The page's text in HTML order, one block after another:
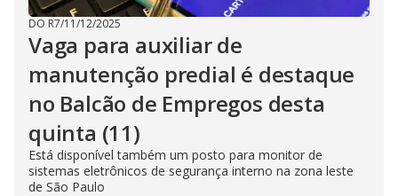
DO R7/11/12/2025
Vaga para auxiliar de
manutenção predial é destaque
no Balcão de Empregos desta
quinta (11)
Está disponível também um posto para monitor de
sistemas eletrônicos de segurança interno na zona leste
de São Paulo